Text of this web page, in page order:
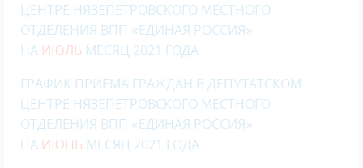
ЦЕНТРЕ НЯЗЕПЕТРОВСКОГО МЕСТНОГО
ОТДЕЛЕНИЯ ВПП «ЕДИНАЯ РОССИЯ»
НА ИЮЛЬ МЕСЯЦ 2021 ГОДА
ГРАФИК ПРИЕМА ГРАЖДАН В ДЕПУТАТСКОМ
ЦЕНТРЕ НЯЗЕПЕТРОВСКОГО МЕСТНОГО
ОТДЕЛЕНИЯ ВПП «ЕДИНАЯ РОССИЯ»
НА ИЮНЬ МЕСЯЦ 2021 ГОДА